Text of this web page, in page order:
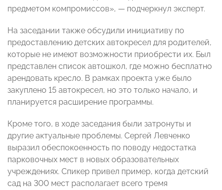
предметом компромиссов», — подчеркнул эксперт.
На заседании также обсудили инициативу по
предоставлению детских автокресел для родителей,
которые не имеют возможности приобрести их. Был
представлен список автошкол, где можно бесплатно
арендовать кресло. В рамках проекта уже было
закуплено 15 автокресел, но это только начало, и
планируется расширение программы.
Кроме того, в ходе заседания были затронуты и
другие актуальные проблемы. Сергей Левченко
выразил обеспокоенность по поводу недостатка
парковочных мест в новых образовательных
учреждениях. Спикер привел пример, когда детский
сад на 300 мест располагает всего тремя